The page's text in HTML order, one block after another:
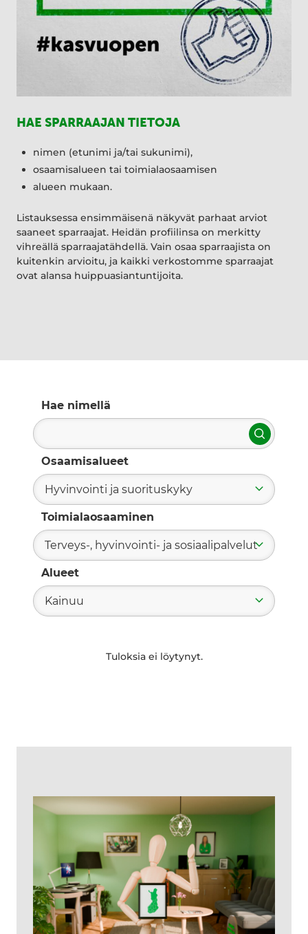
HAE SPARRAAJAN TIETOJA
nimen (etunimi ja/tai sukunimi),
osaamisalueen tai toimialaosaamisen
alueen mukaan.
Listauksessa ensimmäisenä näkyvät parhaat arviot
saaneet sparraajat. Heidän profiilinsa on merkitty
vihreällä sparraajatähdellä. Vain osaa sparraajista on
kuitenkin arvioitu, ja kaikki verkostomme sparraajat
ovat alansa huippuasiantuntijoita.
Hae nimellä
Hae
Osaamisalueet
Hyvinvointi ja suorituskyky
Toimialaosaaminen
Terveys-, hyvinvointi- ja sosiaalipalvelut
Alueet
Kainuu
Tuloksia ei löytynyt.